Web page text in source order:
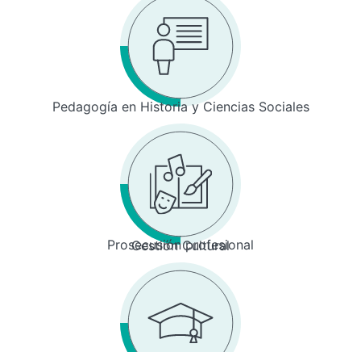
Pedagogía en Historia y Ciencias Sociales
Prosecusión profesional
Gestión Cultural